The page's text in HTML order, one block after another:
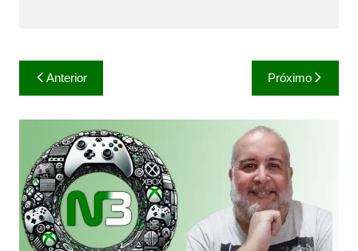
Navegação
de
Post
Anterior Próximo